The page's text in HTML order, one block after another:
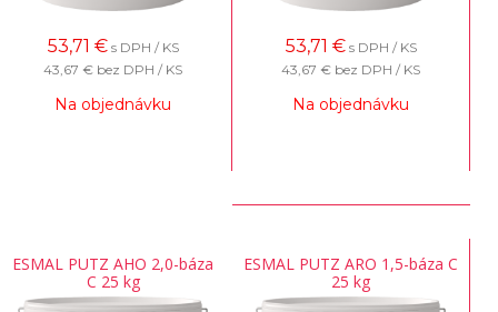
53,71 € s DPH / KS
43,67 € bez DPH / KS
Na objednávku
53,71 € s DPH / KS
43,67 € bez DPH / KS
Na objednávku
ESMAL PUTZ AHO 2,0-báza
C 25 kg
ESMAL PUTZ ARO 1,5-báza C
25 kg